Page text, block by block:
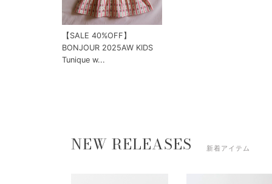
【SALE 40%OFF】
BONJOUR 2025AW KIDS
Tunique w...
NEW RELEASES 新着アイテム